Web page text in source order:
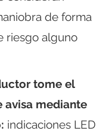
de forma
riesgo alguno
tome el
avisa mediante
indicaciones LED